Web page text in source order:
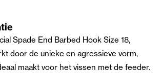
Spade End Barbed Hook Size 18,
door de unieke en agressieve vorm,
maakt voor het vissen met de feeder.